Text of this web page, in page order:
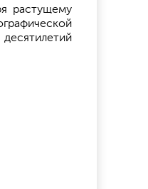
растущему